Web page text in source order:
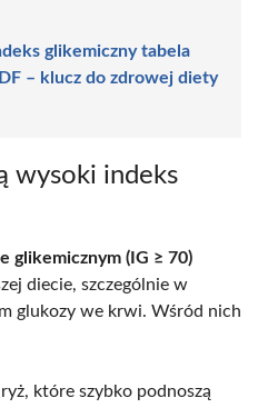
glikemiczny tabela
– klucz do zdrowej diety
wysoki indeks
glikemicznym (IG ≥ 70)
diecie, szczególnie w
glukozy we krwi. Wśród nich
które szybko podnoszą